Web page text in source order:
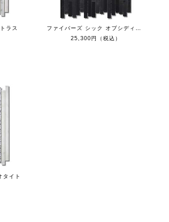
ラス
ファイバーズ シック オブシディアン
25,300円（税込）
タイト